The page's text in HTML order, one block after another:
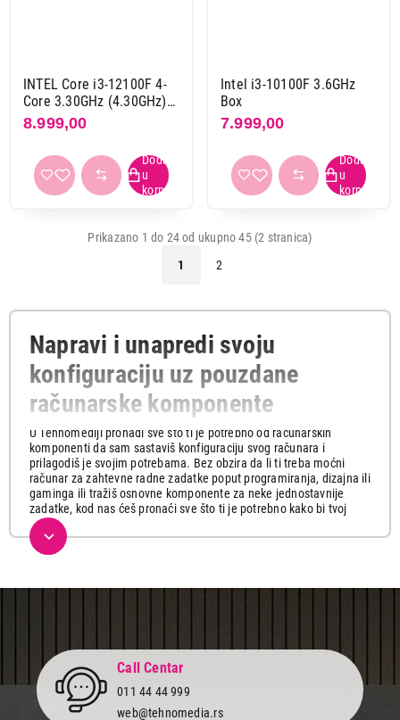
INTEL Core i3-12100F 4-
Core 3.30GHz (4.30GHz)
Box
8.999,00
Intel i3-10100F 3.6GHz
Box
7.999,00
Prikazano 1 do 24 od ukupno 45 (2 stranica)
1
2
Napravi i unapredi svoju
konfiguraciju uz pouzdane
računarske komponente
U Tehnomediji pronađi sve što ti je potrebno od računarskih
komponenti da sam sastaviš konfiguraciju svog računara i
prilagodiš je svojim potrebama. Bez obzira da li ti treba moćni
računar za zahtevne radne zadatke poput programiranja, dizajna ili
gaminga ili tražiš osnovne komponente za neke jednostavnije
zadatke, kod nas ćeš pronaći sve što ti je potrebno kako bi tvoj
računar funkcionisao besprekorno.
U našoj bogatoj ponudi imamo širok izbor vrhunskih računarskih
visokokvalitetni
koji omogućavaju brz odziv i obradu
podataka, kompatibilni sa moćnim
obezbediti savršenu platformu za izgradnju tvoje mašine.
Call Centar
011 44 44 999
web@tehnomedia.rs